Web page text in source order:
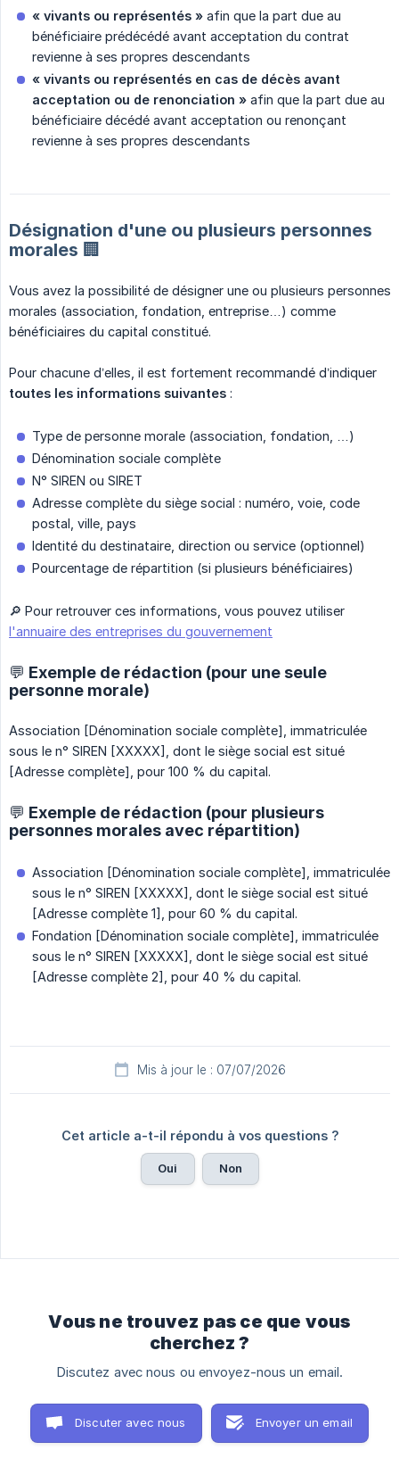
« vivants ou représentés » afin que la part due au
bénéficiaire prédécédé avant acceptation du contrat
revienne à ses propres descendants
« vivants ou représentés en cas de décès avant
acceptation ou de renonciation » afin que la part due au
bénéficiaire décédé avant acceptation ou renonçant
revienne à ses propres descendants
Désignation d'une ou plusieurs personnes
morales 🏢
Vous avez la possibilité de désigner une ou plusieurs personnes
morales (association, fondation, entreprise…) comme
bénéficiaires du capital constitué.
Pour chacune d’elles, il est fortement recommandé d’indiquer
toutes les informations suivantes :
Type de personne morale (association, fondation, …)
Dénomination sociale complète
N° SIREN ou SIRET
Adresse complète du siège social : numéro, voie, code
postal, ville, pays
Identité du destinataire, direction ou service (optionnel)
Pourcentage de répartition (si plusieurs bénéficiaires)
🔎 Pour retrouver ces informations, vous pouvez utiliser
l'annuaire des entreprises du gouvernement
💬 Exemple de rédaction (pour une seule
personne morale)
Association [Dénomination sociale complète], immatriculée
sous le n° SIREN [XXXXX], dont le siège social est situé
[Adresse complète], pour 100 % du capital.
💬 Exemple de rédaction (pour plusieurs
personnes morales avec répartition)
Association [Dénomination sociale complète], immatriculée
sous le n° SIREN [XXXXX], dont le siège social est situé
[Adresse complète 1], pour 60 % du capital.
Fondation [Dénomination sociale complète], immatriculée
sous le n° SIREN [XXXXX], dont le siège social est situé
[Adresse complète 2], pour 40 % du capital.
Mis à jour le : 07/07/2026
Cet article a-t-il répondu à vos questions ?
Oui Non
Vous ne trouvez pas ce que vous
cherchez ?
Discutez avec nous ou envoyez-nous un email.
Discuter avec nous Envoyer un email